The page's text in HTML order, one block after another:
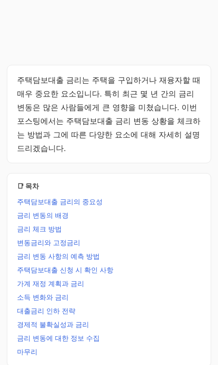
주택담보대출 금리는 주택을 구입하거나 재융자할 때
매우 중요한 요소입니다. 특히 최근 몇 년 간의 금리
변동은 많은 사람들에게 큰 영향을 미쳤습니다. 이번
포스팅에서는 주택담보대출 금리 변동 상황을 체크하
는 방법과 그에 따른 다양한 요소에 대해 자세히 설명
드리겠습니다.
📑 목차
주택담보대출 금리의 중요성
금리 변동의 배경
금리 체크 방법
변동금리와 고정금리
금리 변동 사항의 예측 방법
주택담보대출 신청 시 확인 사항
가계 재정 계획과 금리
소득 변화와 금리
대출금리 인하 전략
경제적 불확실성과 금리
금리 변동에 대한 정보 수집
마무리